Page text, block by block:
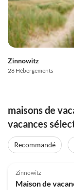
Zinnowitz
28 Hébergements
maisons de
vacances
Recommandé
Zinnowitz
Maison de